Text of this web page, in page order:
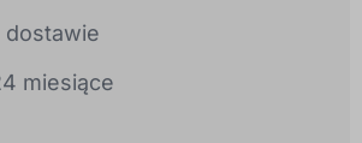
miesiące